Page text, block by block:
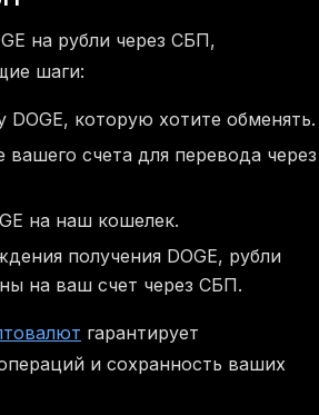
на рубли через СБП,
шаги:
DOGE, которую хотите обменять.
счета для перевода через
на наш кошелек.
получения DOGE, рубли
на ваш счет через СБП.
гарантирует
и сохранность ваших